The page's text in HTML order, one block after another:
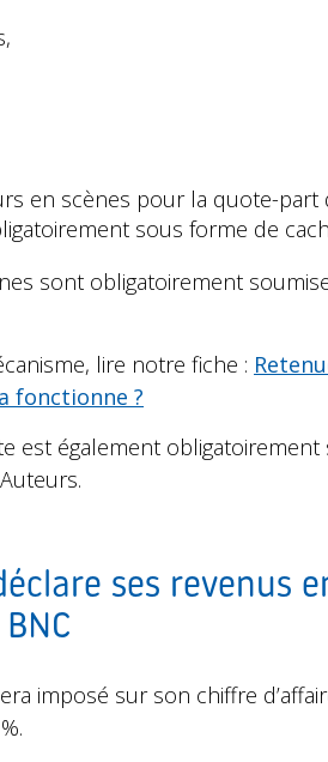
en scènes pour la quote-
sous forme de
sont obligatoirement
lire notre fiche :
fonctionne ?
est également
ses revenus
imposé sur son chiffre